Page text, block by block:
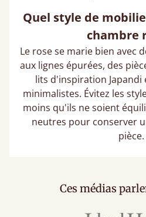
Quel style de
chambre
Le rose se marie bien avec
aux lignes épurées, des
lits d'inspiration Japandi
minimalistes. Évitez les
moins qu'ils ne soient
neutres pour conserver
pièce.
Ces médias